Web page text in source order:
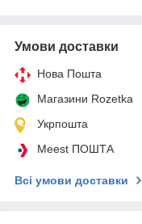
Умови доставки
Нова Пошта
Магазини Rozetka
Укрпошта
Meest ПОШТА
Всі умови доставки